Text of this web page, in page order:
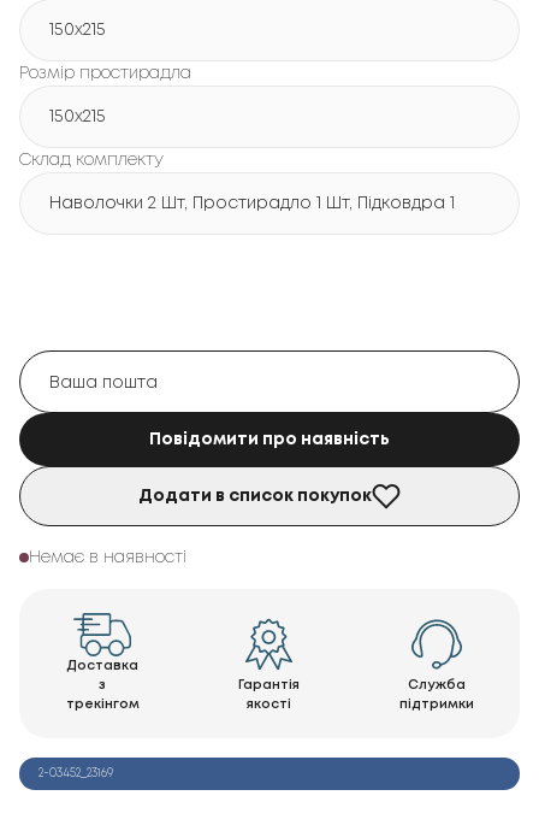
150х215
Розмір простирадла
150х215
Склад комплекту
Наволочки 2 Шт, Простирадло 1 Шт, Підковдра 1 Шт
Повідомити про наявність
Додати в список покупок
Немає в наявності
Доставка
з
трекінгом
Гарантія
якості
Служба
підтримки
2-03452_23169